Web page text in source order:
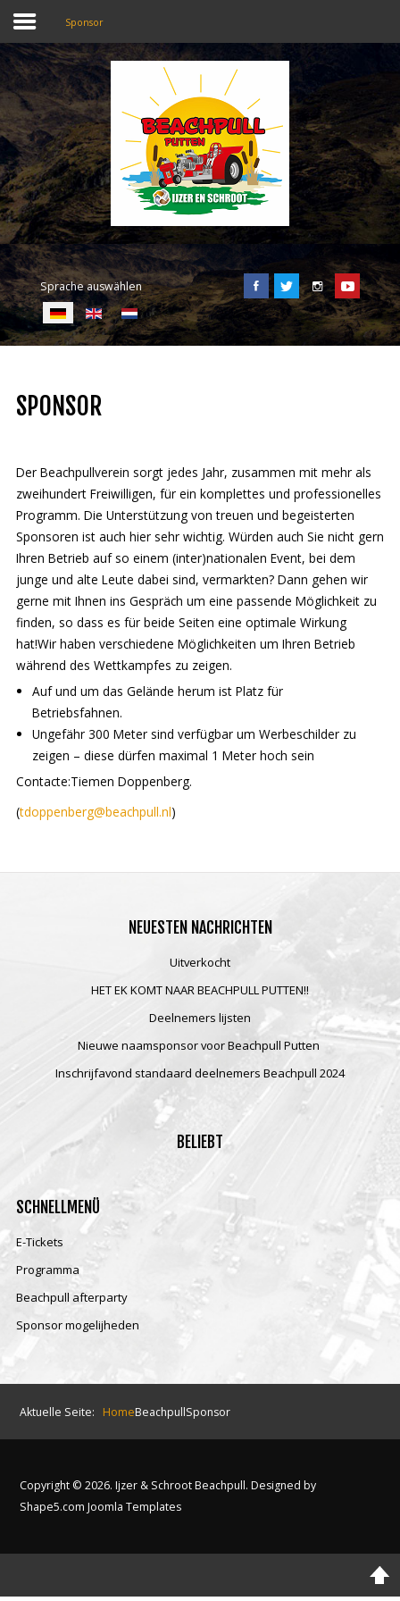
Home
Beachpull
Zugang und Ort
Aktivitäten
E-Tickets
Deutsch
Sponsor
SEARCHOUR SITE
Sprache auswählen
SPONSOR
Der Beachpullverein sorgt jedes Jahr, zusammen mit mehr als
zweihundert Freiwilligen, für ein komplettes und professionelles
Programm. Die Unterstützung von treuen und begeisterten
Sponsoren ist auch hier sehr wichtig. Würden auch Sie nicht gern
Ihren Betrieb auf so einem (inter)nationalen Event, bei dem
junge und alte Leute dabei sind, vermarkten? Dann gehen wir
gerne mit Ihnen ins Gespräch um eine passende Möglichkeit zu
finden, so dass es für beide Seiten eine optimale Wirkung
hat!Wir haben verschiedene Möglichkeiten um Ihren Betrieb
während des Wettkampfes zu zeigen.
Auf und um das Gelände herum ist Platz für
Betriebsfahnen.
Ungefähr 300 Meter sind verfügbar um Werbeschilder zu
zeigen – diese dürfen maximal 1 Meter hoch sein
Contacte:Tiemen Doppenberg.
(tdoppenberg@beachpull.nl)
NEUESTEN NACHRICHTEN
Uitverkocht
HET EK KOMT NAAR BEACHPULL PUTTEN!!
Deelnemers lijsten
Nieuwe naamsponsor voor Beachpull Putten
Inschrijfavond standaard deelnemers Beachpull 2024
BELIEBT
SCHNELLMENÜ
E-Tickets
Programma
Beachpull afterparty
Sponsor mogelijheden
Aktuelle Seite: HomeBeachpullSponsor
Copyright © 2026. Ijzer & Schroot Beachpull. Designed by
Shape5.comJoomla Templates